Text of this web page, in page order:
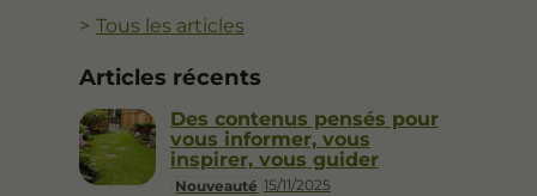
Tous les articles
Articles récents
Nouveauté 15/11/2025
Des contenus pensés pour
vous informer, vous
inspirer, vous guider